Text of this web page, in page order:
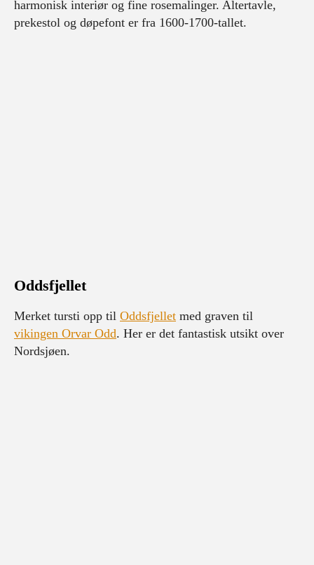
harmonisk interiør og fine rosemalinger. Altertavle,
prekestol og døpefont er fra 1600-1700-tallet.
Oddsfjellet
Merket tursti opp til Oddsfjellet med graven til
vikingen Orvar Odd. Her er det fantastisk utsikt over
Nordsjøen.